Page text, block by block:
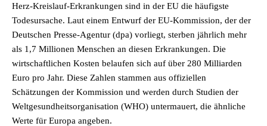
Herz-Kreislauf-Erkrankungen sind in der EU die häufigste
Todesursache. Laut einem Entwurf der EU-Kommission, der der
Deutschen Presse-Agentur (dpa) vorliegt, sterben jährlich mehr
als 1,7 Millionen Menschen an diesen Erkrankungen. Die
wirtschaftlichen Kosten belaufen sich auf über 280 Milliarden
Euro pro Jahr. Diese Zahlen stammen aus offiziellen
Schätzungen der Kommission und werden durch Studien der
Weltgesundheitsorganisation (WHO) untermauert, die ähnliche
Werte für Europa angeben.